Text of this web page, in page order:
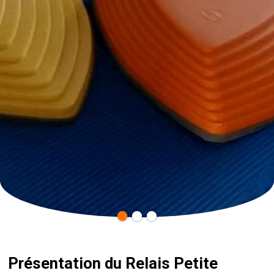
Présentation du Relais Petite